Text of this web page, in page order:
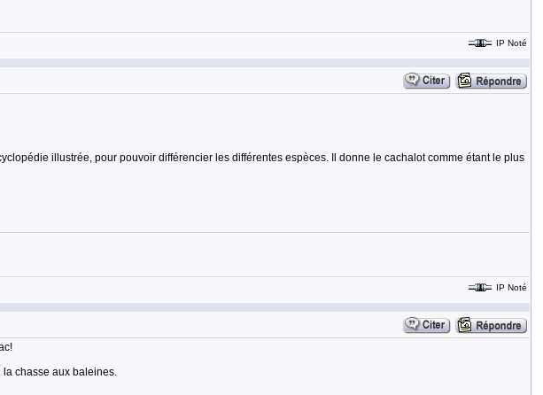
IP Noté
illustrée, pour pouvoir différencier les différentes espèces. Il donne le cachalot comme étant le plus
IP Noté
la chasse aux baleines.